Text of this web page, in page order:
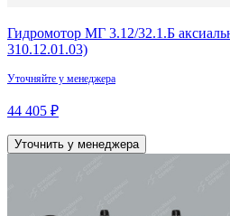
Гидромотор МГ 3.12/32.1.Б
310.12.01.03)
Уточняйте у менеджера
44 405 ₽
Уточнить у менеджера